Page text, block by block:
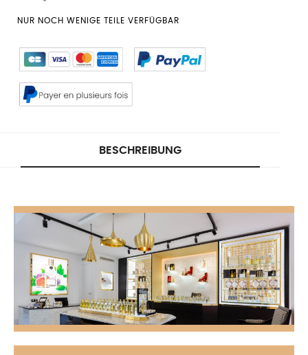
NUR NOCH WENIGE TEILE VERFÜGBAR
BESCHREIBUNG